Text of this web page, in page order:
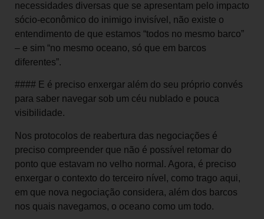
necessidades diversas que se apresentam pelo impacto
sócio-econômico do inimigo invisível, não existe o
entendimento de que estamos “todos no mesmo barco”
– e sim “no mesmo oceano, só que em barcos
diferentes”.
#### E é preciso enxergar além do seu próprio convés
para saber navegar sob um céu nublado e pouca
visibilidade.
Nos protocolos de reabertura das negociações é
preciso compreender que não é possível retomar do
ponto que estavam no velho normal. Agora, é preciso
enxergar o contexto do terceiro nível, como trago aqui,
em que nova negociação considera, além dos barcos
nos quais navegamos, o oceano como um todo.